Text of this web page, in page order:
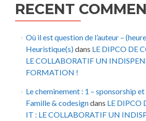
RECENT
Où il est question de l’auteur –
Heuristique(s)dans LE DIPCO DE
LE COLLABORATIF UN
FORMATION !
Le cheminement : 1 – sponsorship
Famille & codesigndans LE DIPCO
IT : LE COLLABORATIF UN